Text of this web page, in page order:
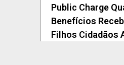
Public Charge
Benefícios
Filhos Cidadãos